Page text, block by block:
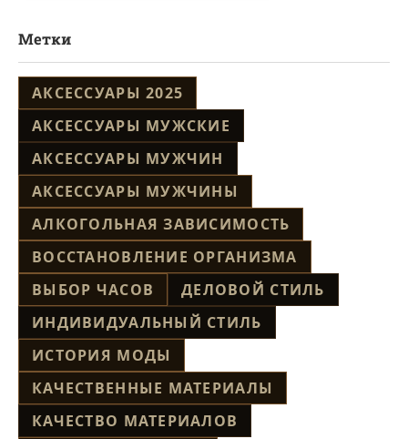
Метки
АКСЕССУАРЫ 2025
АКСЕССУАРЫ МУЖСКИЕ
АКСЕССУАРЫ МУЖЧИН
АКСЕССУАРЫ МУЖЧИНЫ
АЛКОГОЛЬНАЯ ЗАВИСИМОСТЬ
ВОССТАНОВЛЕНИЕ ОРГАНИЗМА
ВЫБОР ЧАСОВ
ДЕЛОВОЙ СТИЛЬ
ИНДИВИДУАЛЬНЫЙ СТИЛЬ
ИСТОРИЯ МОДЫ
КАЧЕСТВЕННЫЕ МАТЕРИАЛЫ
КАЧЕСТВО МАТЕРИАЛОВ